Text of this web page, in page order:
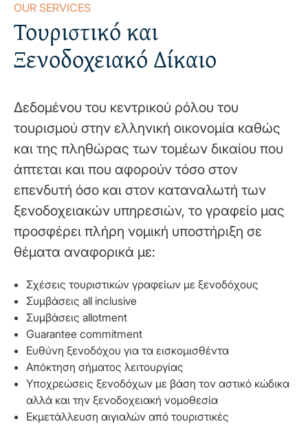
OUR SERVICES
Τουριστικό και
Ξενοδοχειακό Δίκαιο
Δεδομένου του κεντρικού ρόλου του
τουρισμού στην ελληνική οικονομία καθώς
και της πληθώρας των τομέων δικαίου που
άπτεται και που αφορούν τόσο στον
επενδυτή όσο και στον καταναλωτή των
ξενοδοχειακών υπηρεσιών, το γραφείο μας
προσφέρει πλήρη νομική υποστήριξη σε
θέματα αναφορικά με:
Σχέσεις τουριστικών γραφείων με ξενοδόχους
Συμβάσεις all inclusive
Συμβάσεις allotment
Guarantee commitment
Ευθύνη ξενοδόχου για τα εισκομισθέντα
Απόκτηση σήματος λειτουργίας
Υποχρεώσεις ξενοδόχων με βάση τον αστικό κώδικα
αλλά και την ξενοδοχειακή νομοθεσία
Εκμετάλλευση αιγιαλών από τουριστικές